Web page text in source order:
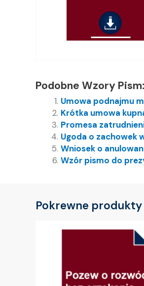
Podobne Wzory Pism:
Umowa podnajmu
Krótka umowa
Promesa
Ugoda o zachowek
Wniosek o
Wzór pismo do
Pokrewne produkty